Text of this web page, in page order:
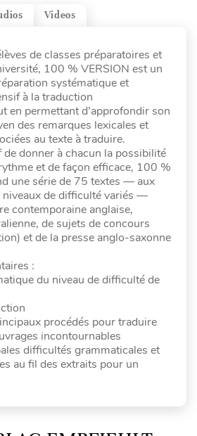
Videos
de classes préparatoires et
100 % VERSION est un
systématique et
à la traduction
en permettant d’approfondir son
des remarques lexicales et
au texte à traduire.
donner à chacun la possibilité
et de façon efficace, 100 %
une série de 75 textes — aux
niveaux de difficulté variés —
contemporaine anglaise,
de sujets de concours
et de la presse anglo-saxonne
:
du niveau de difficulté de
procédés pour traduire
incontournables
difficultés grammaticales et
au fil des extraits pour un